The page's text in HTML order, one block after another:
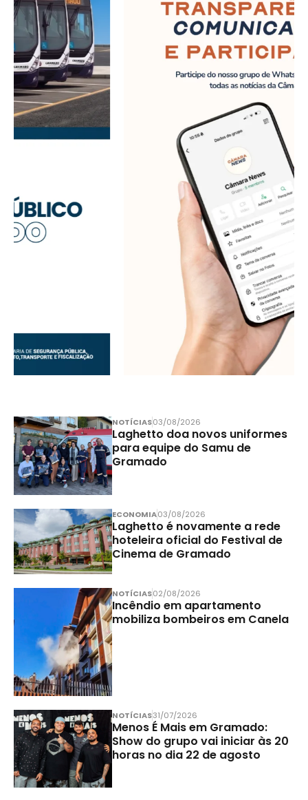
NOTÍCIAS03/08/2026
Laghetto doa novos uniformes
para equipe do Samu de
Gramado
ECONOMIA03/08/2026
Laghetto é novamente a rede
hoteleira oficial do Festival de
Cinema de Gramado
NOTÍCIAS02/08/2026
Incêndio em apartamento
mobiliza bombeiros em Canela
NOTÍCIAS31/07/2026
Menos É Mais em Gramado:
Show do grupo vai iniciar às 20
horas no dia 22 de agosto